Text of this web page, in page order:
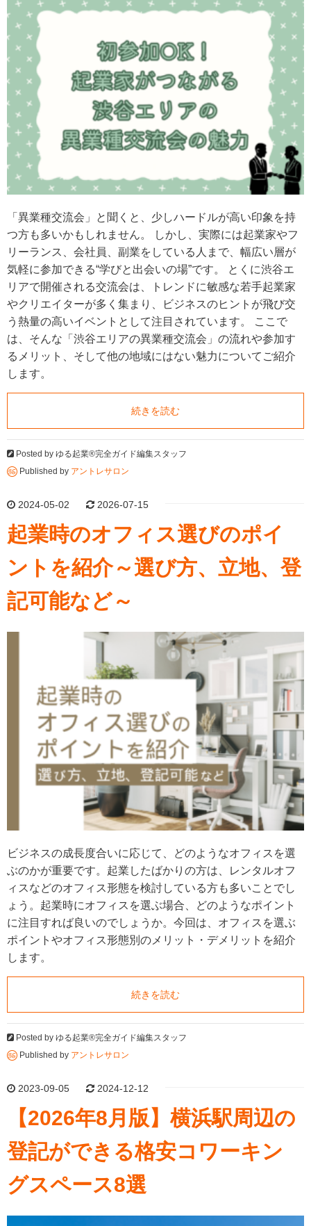
「異業種交流会」と聞くと、少しハードルが高い印象を持
つ方も多いかもしれません。 しかし、実際には起業家やフ
リーランス、会社員、副業をしている人まで、幅広い層が
気軽に参加できる“学びと出会いの場”です。 とくに渋谷エ
リアで開催される交流会は、トレンドに敏感な若手起業家
やクリエイターが多く集まり、ビジネスのヒントが飛び交
う熱量の高いイベントとして注目されています。 ここで
は、そんな「渋谷エリアの異業種交流会」の流れや参加す
るメリット、そして他の地域にはない魅力についてご紹介
します。
続きを読む
Posted by ゆる起業®完全ガイド編集スタッフ
Published by アントレサロン
2024-05-02 2026-07-15
起業時のオフィス選びのポイ
ントを紹介～選び方、立地、登
記可能など～
ビジネスの成長度合いに応じて、どのようなオフィスを選
ぶのかが重要です。起業したばかりの方は、レンタルオフ
ィスなどのオフィス形態を検討している方も多いことでし
ょう。起業時にオフィスを選ぶ場合、どのようなポイント
に注目すれば良いのでしょうか。今回は、オフィスを選ぶ
ポイントやオフィス形態別のメリット・デメリットを紹介
します。
続きを読む
Posted by ゆる起業®完全ガイド編集スタッフ
Published by アントレサロン
2023-09-05 2024-12-12
【2026年8月版】横浜駅周辺の
登記ができる格安コワーキン
グスペース8選